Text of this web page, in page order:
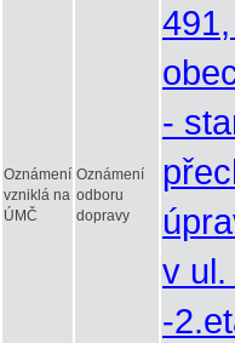
Oznámení
vzniklá na
ÚMČ
Oznámení
odboru
dopravy
-
v ul.
-